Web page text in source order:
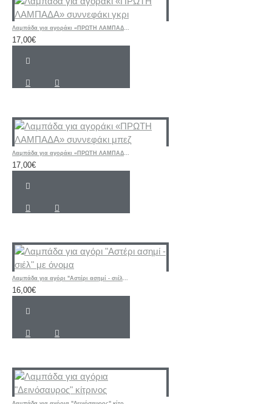
17,00€
17,00€
16,00€